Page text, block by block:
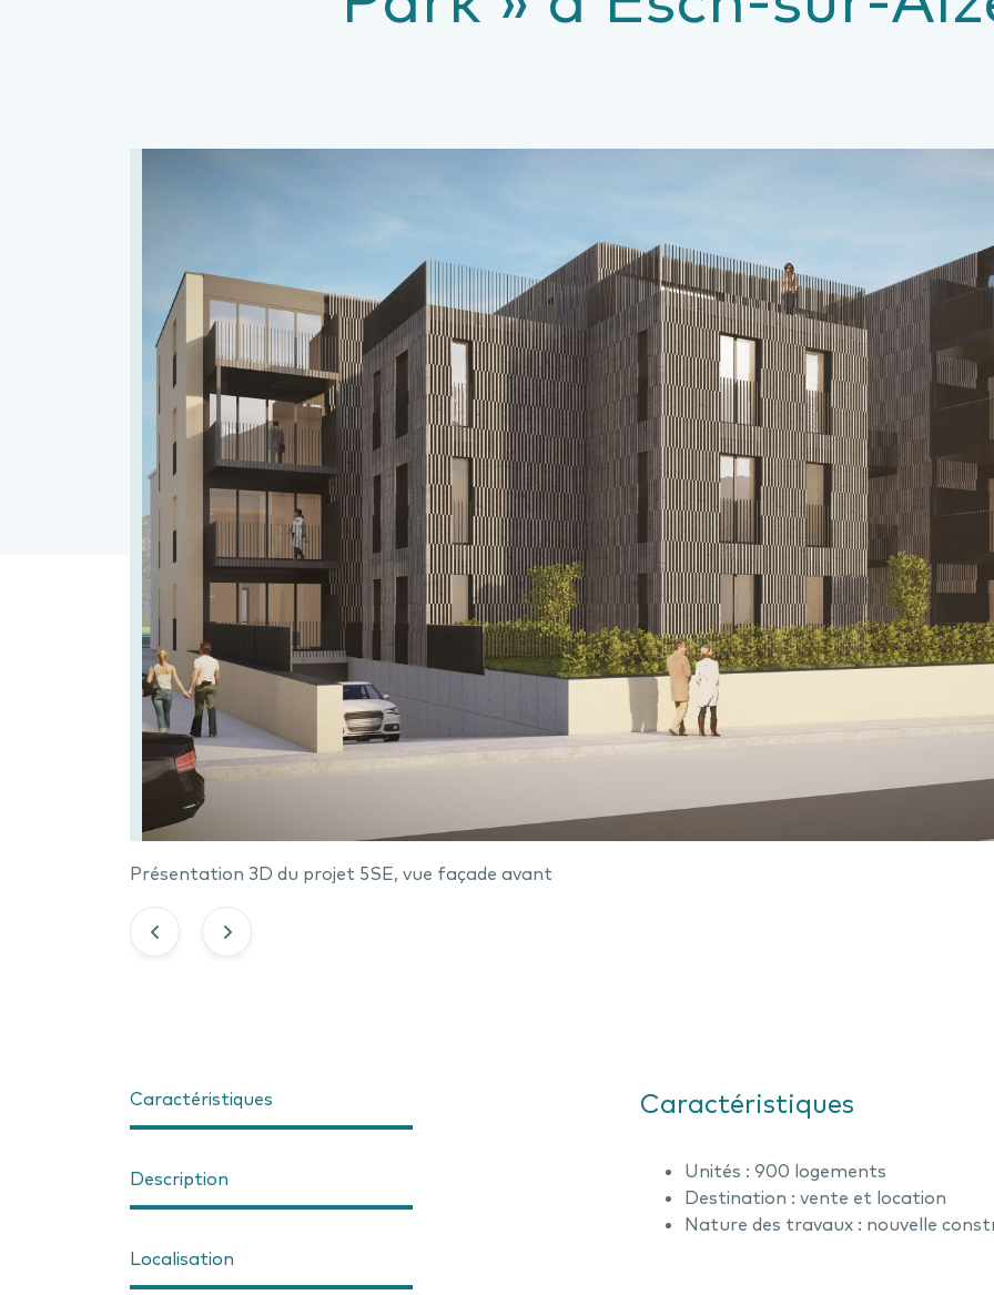
Présentation 3D du projet 5SE, vue façade avant
Caractéristiques
Description
Localisation
Caractéristiques
Unités : 900 logements
Destination : vente et location
Nature des travaux : nouvelle